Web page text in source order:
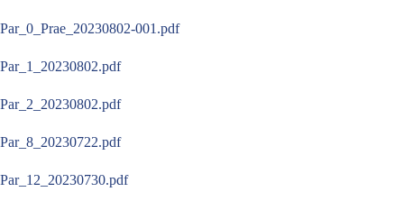
Par_0_Prae_20230802-001.pdf
Par_1_20230802.pdf
Par_2_20230802.pdf
Par_8_20230722.pdf
Par_12_20230730.pdf